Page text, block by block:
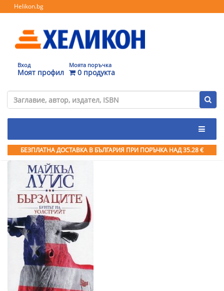
Helikon.bg
Вход
Моят профил
Моята поръчка
0 продукта
БЕЗПЛАТНА ДОСТАВКА В БЪЛГАРИЯ ПРИ ПОРЪЧКА НАД 35.28 €